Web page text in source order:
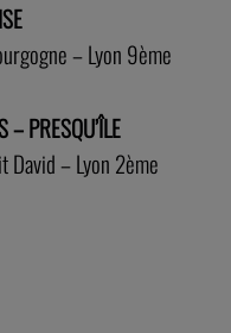
– Lyon 9ème
– PRESQU’ÎLE
David – Lyon 2ème